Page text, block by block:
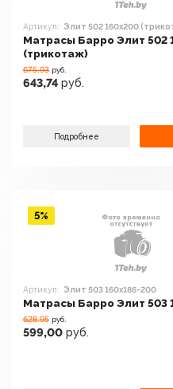
Артикул: Элит 502 160x200
Матрасы Барро Элит 502
(трикотаж)
675.93 руб.
643,74 руб.
Подробнее
Артикул: Элит 503 160х186-200
Матрасы Барро Элит 503
628.95 руб.
599,00 руб.
5%